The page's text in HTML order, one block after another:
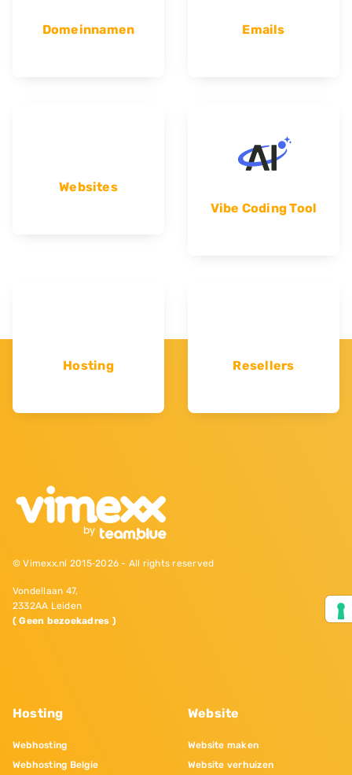
Domeinnamen Emails
Websites
Vibe Coding Tool
Hosting Resellers
© Vimexx.nl 2015‐2026 - All rights reserved
Vondellaan 47,
2332AA Leiden
( Geen bezoekadres )
Hosting
Webhosting
Webhosting Belgie
Website
Website maken
Website verhuizen